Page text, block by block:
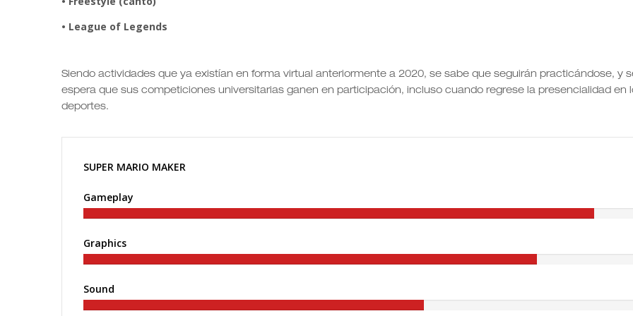
• League of Legends
Siendo actividades que ya existían en forma virtual anteriormente a 2020, se sabe que seguirán practicándose, y
espera que sus competiciones universitarias ganen en participación, incluso cuando regrese la presencialidad en
deportes.
SUPER MARIO MAKER
Gameplay
Graphics
Sound